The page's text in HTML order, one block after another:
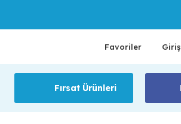
Favoriler
Fırsat Ürünleri